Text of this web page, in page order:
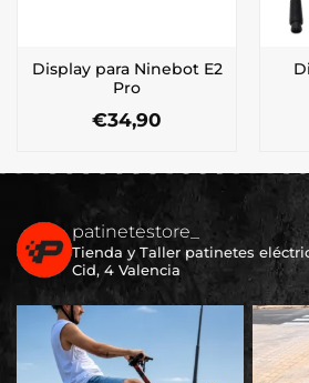
Display para Ninebot E2
Pro
€34,90
patinetestore_
Tienda y Taller patinetes
Cid, 4 Valencia